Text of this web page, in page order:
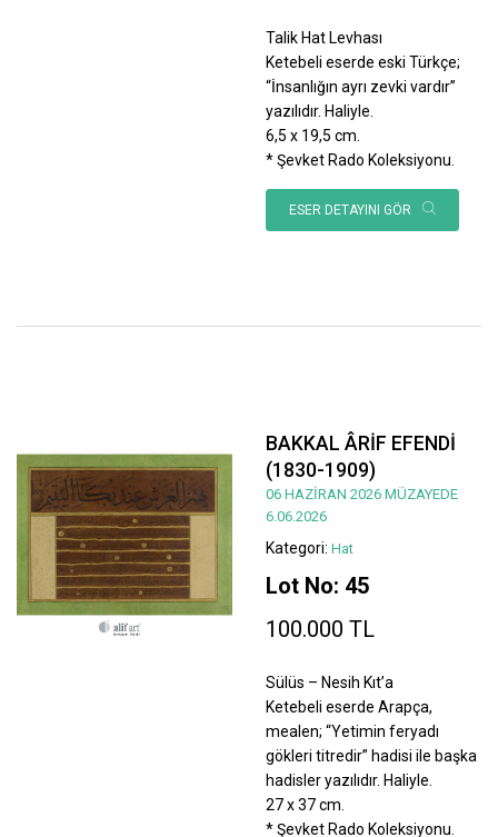
Talik Hat Levhası
Ketebeli eserde eski Türkçe;
“İnsanlığın ayrı zevki vardır”
yazılıdır. Haliyle.
6,5 x 19,5 cm.
* Şevket Rado Koleksiyonu.
ESER DETAYINI GÖR
BAKKAL ÂRİF EFENDİ
(1830-1909)
06 HAZİRAN 2026 MÜZAYEDE
6.06.2026
Kategori: Hat
Lot No: 45
100.000 TL
Sülüs – Nesih Kıt’a
Ketebeli eserde Arapça,
mealen; “Yetimin feryadı
gökleri titredir” hadisi ile başka
hadisler yazılıdır. Haliyle.
27 x 37 cm.
* Şevket Rado Koleksiyonu.